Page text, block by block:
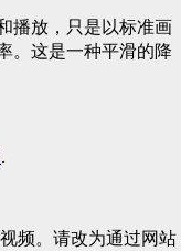
播放，只是以标准画
。这是一种平滑的降
.
频。请改为通过网站